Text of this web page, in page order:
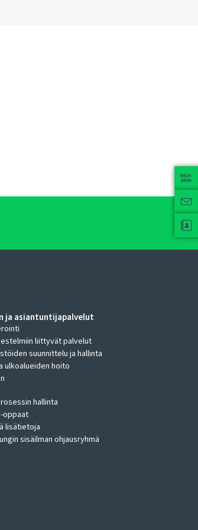
ja asiantuntijapalvelut
liittyvät palvelut
suunnittelu ja hallinta
ulkoalueiden hoito
hallinta
oppaat
lisätietoja
sisäilman ohjausryhmä